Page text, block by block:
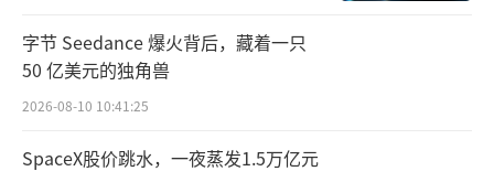
字节 Seedance 爆火背后，藏着一只
50 亿美元的独角兽
2026-08-10 10:41:25
SpaceX股价跳水，一夜蒸发1.5万亿元